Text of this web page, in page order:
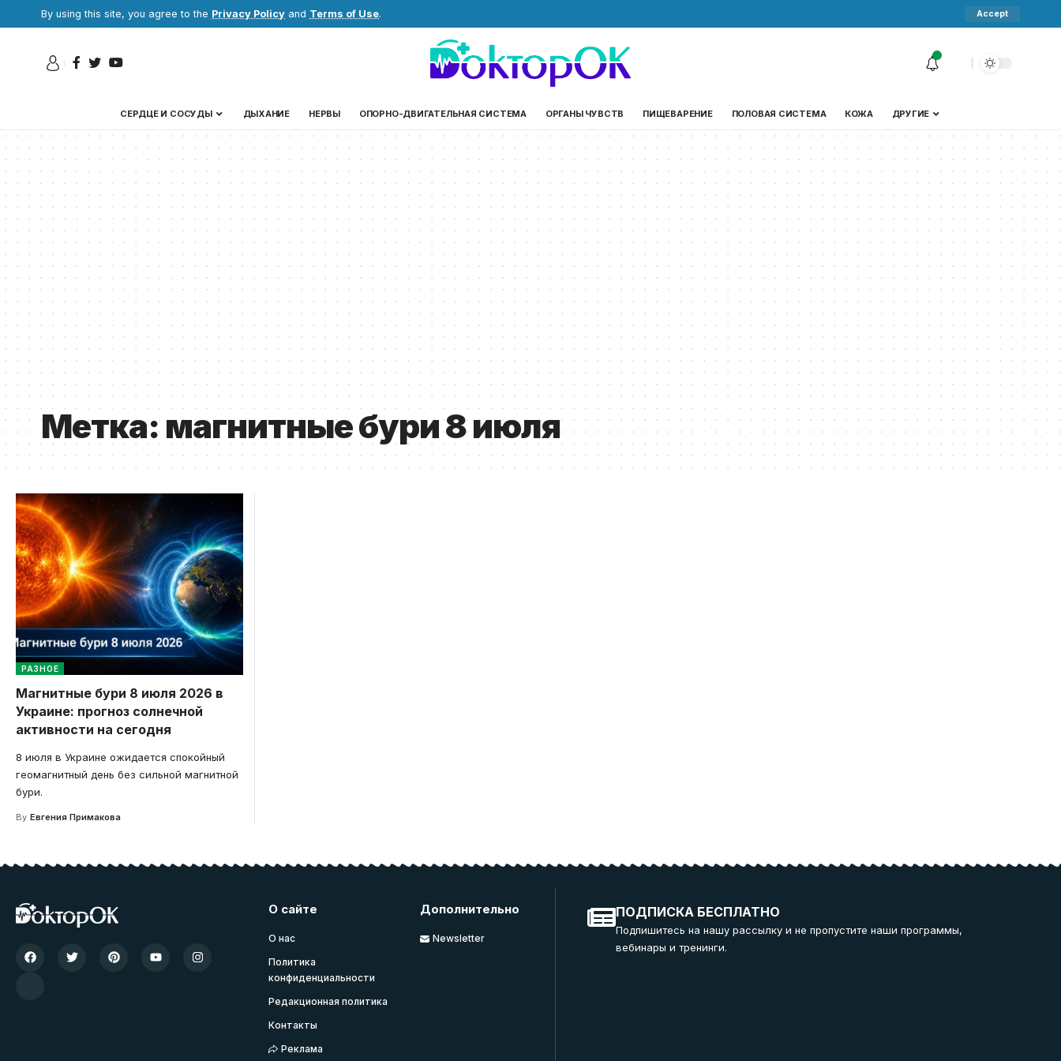
By using this site, you agree to the Privacy Policy and Terms of Use. Accept
СЕРДЦЕ И СОСУДЫ ДЫХАНИЕ НЕРВЫ ОПОРНО-ДВИГАТЕЛЬНАЯ СИСТЕМА ОРГАНЫ ЧУВСТВ ПИЩЕВАРЕНИЕ ПОЛОВАЯ СИСТЕМА КОЖА ДРУГИЕ
Метка:магнитные бури 8 июля
РАЗНОЕ
Магнитные бури 8 июля 2026 в
Украине: прогноз солнечной
активности на сегодня
8 июля в Украине ожидается спокойный
геомагнитный день без сильной магнитной
бури.
By Евгения Примакова
О сайте
О нас
Политика
конфиденциальности
Редакционная политика
Контакты
Реклама
Дополнительно
Newsletter
ПОДПИСКА БЕСПЛАТНО
Подпишитесь на нашу рассылку и не пропустите наши программы,
вебинары и тренинги.